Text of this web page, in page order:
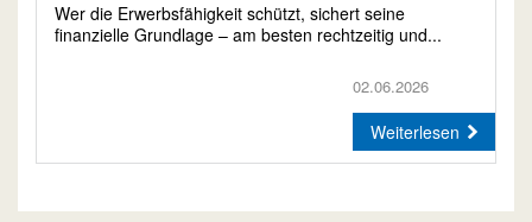
Wer die Erwerbsfähigkeit schützt, sichert seine
finanzielle Grundlage – am besten rechtzeitig und...
02.06.2026
Weiterlesen